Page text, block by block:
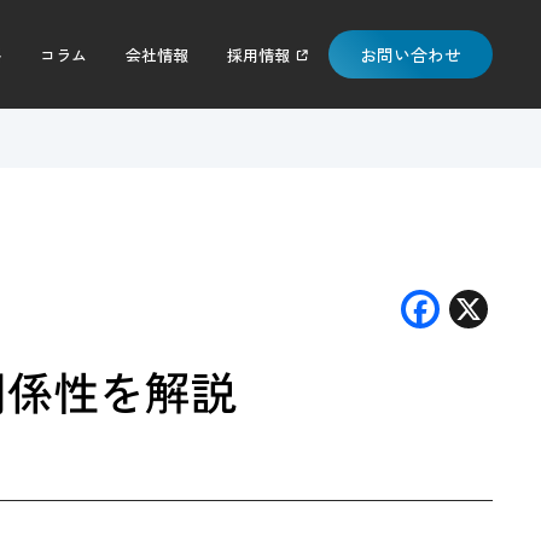
コラム 会社情報 採用情報 お問い合わせ
F
o
性を解説